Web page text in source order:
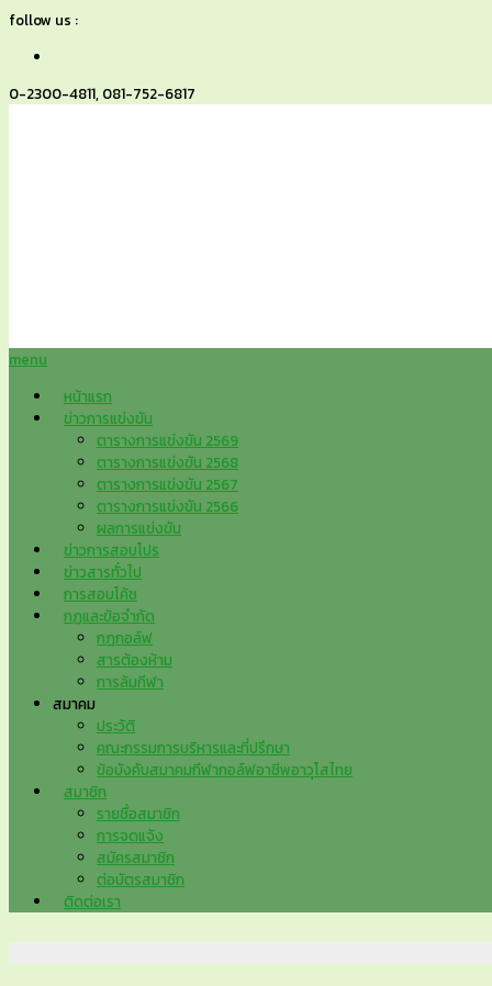
follow us :
0-2300-4811, 081-752-6817
menu
หน้าแรก
ข่าวการแข่งขัน
ตารางการแข่งขัน 2569
ตารางการแข่งขัน 2568
ตารางการแข่งขัน 2567
ตารางการแข่งขัน 2566
ผลการแข่งขัน
ข่าวการสอบโปร
ข่าวสารทั่วไป
การสอบโค้ช
กฏและข้อจำกัด
กฏกอล์ฟ
สารต้องห้าม
การล้มกีฬา
สมาคม
ประวัติ
คณะกรรมการบริหารและที่ปรึกษา
ข้อบังคับสมาคมกีฬากอล์ฟอาชีพอาวุโสไทย
สมาชิก
รายชื่อสมาชิก
การจดแจ้ง
สมัครสมาชิก
ต่อบัตรสมาชิก
ติดต่อเรา